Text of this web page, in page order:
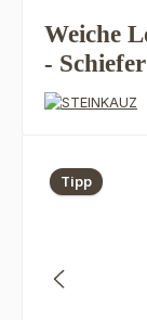
Weiche
- Schiefer
Bildergalerie
Tipp